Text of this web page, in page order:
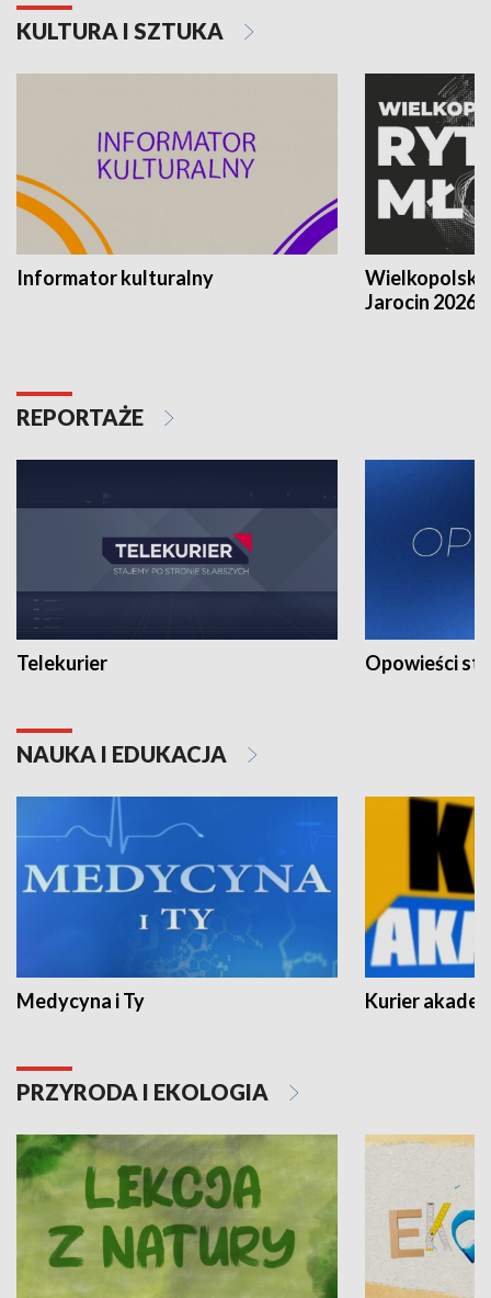
KULTURA I SZTUKA
Informator kulturalny
Jarocin 2026
REPORTAŻE
Telekurier Opowieści
NAUKA I EDUKACJA
Medycyna i Ty Kurier
PRZYRODA I EKOLOGIA